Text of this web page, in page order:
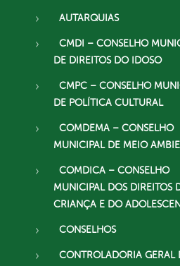
AUTARQUIAS
CMDI – CONSELHO
DE DIREITOS DO IDOSO
CMPC – CONSELHO
DE POLÍTICA CULTURAL
COMDEMA – CONSELHO
MUNICIPAL DE MEIO
COMDICA – CONSELHO
MUNICIPAL DOS DIREITOS
CRIANÇA E DO
CONSELHOS
CONTROLADORIA GERAL